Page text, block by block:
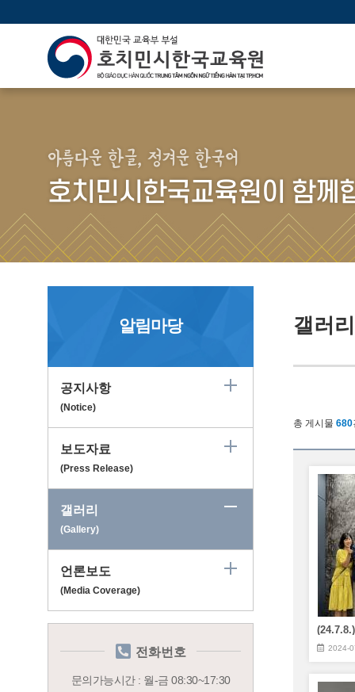
아름다운 한글, 정겨운 한국어
호치민시한국교육원이 함께
알림마당
공지사항
(Notice)
보도자료
(Press Release)
갤러리
(Gallery)
언론보도
(Media Coverage)
전화번호
문의가능시간 : 월-금 08:30~17:30
갤러
총 게시물 680
2024-